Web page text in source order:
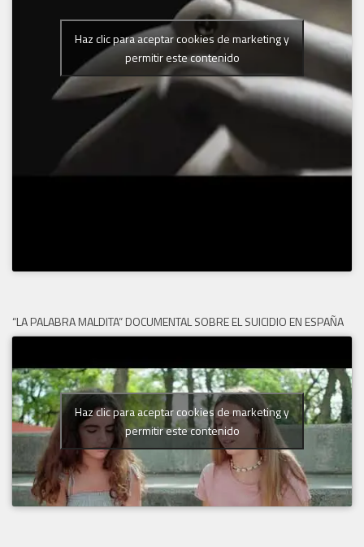
Haz clic para aceptar cookies de marketing y
permitir este contenido
“LA PALABRA MALDITA” DOCUMENTAL SOBRE EL SUICIDIO EN ESPAÑA
Haz clic para aceptar cookies de marketing y
permitir este contenido